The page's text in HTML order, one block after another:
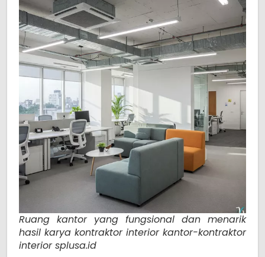
Ruang kantor yang fungsional dan menarik
hasil karya kontraktor interior kantor-kontraktor
interior splusa.id